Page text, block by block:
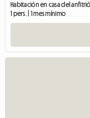
Habitación en casa del
1 pers. | 1 mes mínimo